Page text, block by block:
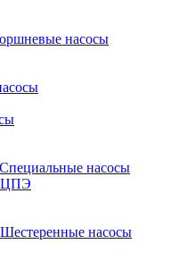
насосы
Специальные насосы
Шестеренные насосы